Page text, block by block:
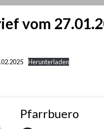
vom
Herunterladen
Pfarrbuero